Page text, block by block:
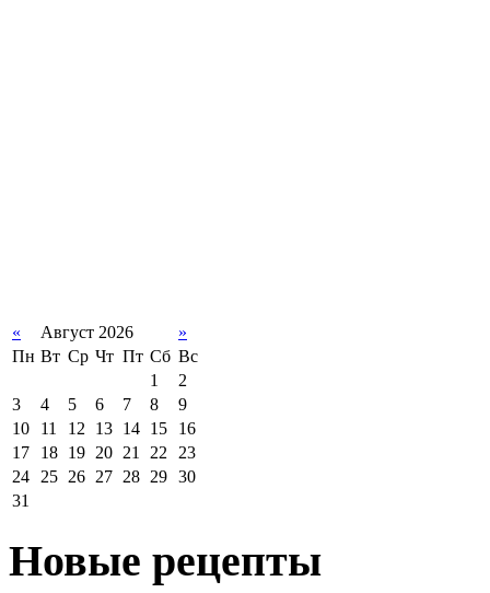
« Август 2026
»
Пн Вт Ср Чт Пт Сб Вс
1
2
3
4 5 6 7 8
9
10
11 12 13 14 15
16
17
18 19 20 21 22 23
24 25 26 27 28 29 30
31
Новые рецепты